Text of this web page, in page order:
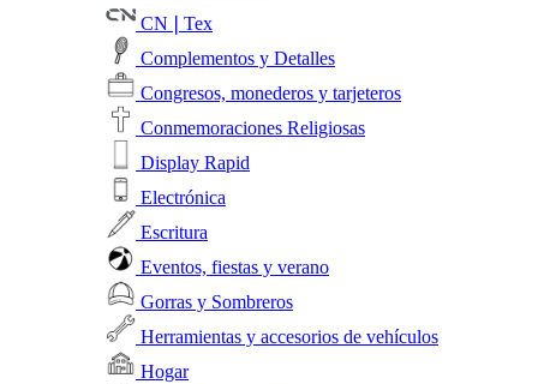
CN❘Tex
Complementos y Detalles
Congresos, monederos y tarjeteros
Conmemoraciones Religiosas
Display Rapid
Electrónica
Escritura
Eventos, fiestas y verano
Gorras y Sombreros
Herramientas y accesorios de vehículos
Hogar